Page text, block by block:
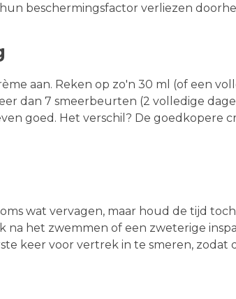
beschermingsfactor verliezen
aan. Reken op zo'n 30 ml (of een
dan 7 smeerbeurten (2 volledige
goed. Het verschil? De goedkopere
wat vervagen, maar houd de tijd
na het zwemmen of een zweterige
keer voor vertrek in te smeren,